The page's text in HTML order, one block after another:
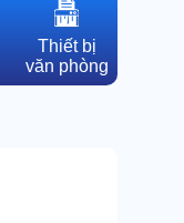
Thiết bị
văn phòng